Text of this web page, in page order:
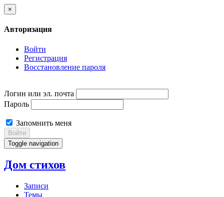
×
Авторизация
Войти
Регистрация
Восстановление пароля
Логин или эл. почта
Пароль
Запомнить меня
Войти
Toggle navigation
Дом стихов
Записи
Темы